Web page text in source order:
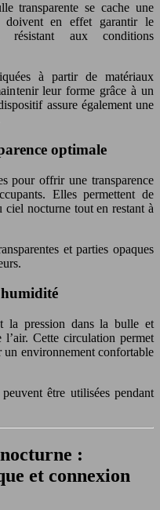
transparente se cache une
doivent en effet garantir le
aux conditions
à partir de matériaux
leur forme grâce à un
assure également une
optimale
pour offrir une transparence
Elles permettent de
nocturne tout en restant à
et parties opaques
la pression dans la bulle et
l’air. Cette circulation permet
un environnement confortable
être utilisées pendant
:
et connexion